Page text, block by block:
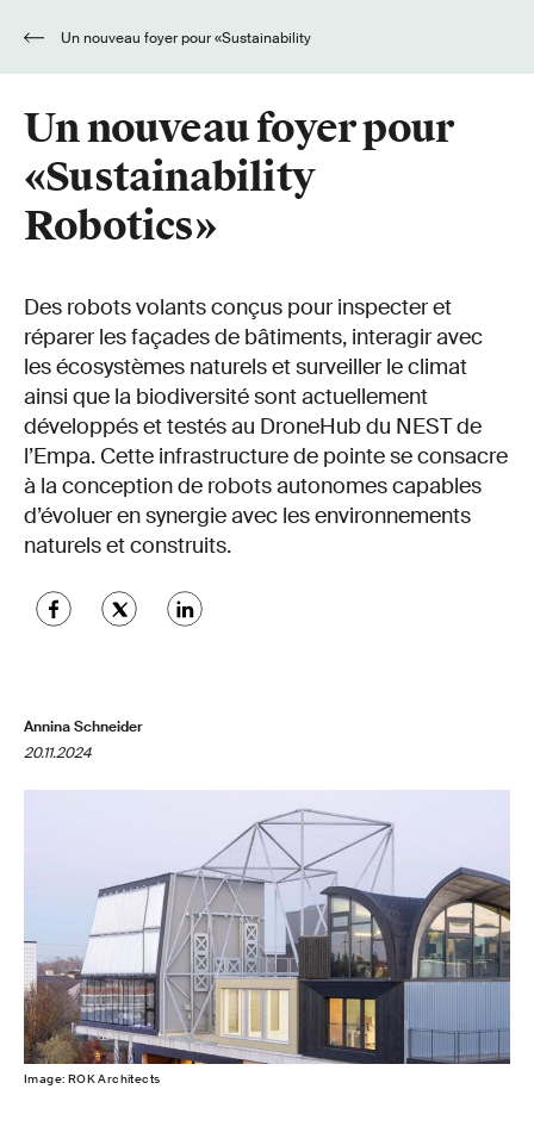
Un nouveau foyer pour
«Sustainability
Robotics»
Des robots volants conçus pour inspecter et
réparer les façades de bâtiments, interagir avec
les écosystèmes naturels et surveiller le climat
ainsi que la biodiversité sont actuellement
développés et testés au DroneHub du NEST de
l’Empa. Cette infrastructure de pointe se consacre
à la conception de robots autonomes capables
d’évoluer en synergie avec les environnements
naturels et construits.
Annina Schneider
20.11.2024
Image: ROK Architects